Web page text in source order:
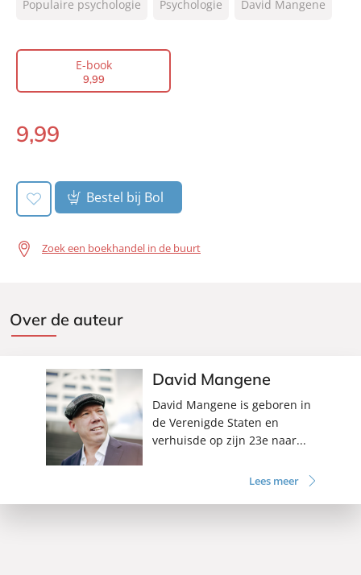
Type:
E-book
Prijs:
9,99
Aantal pagina's:
Uitgever:
Lev.
Populaire psychologie
Psychologie David Mangene
E-book
9,99
E-
9,99
Bestel bij Bol
Zoek een boekhandel in de buurt
Over de auteur
David Mangene
David Mangene is geboren in
de Verenigde Staten en
verhuisde op zijn 23e naar...
Lees meer